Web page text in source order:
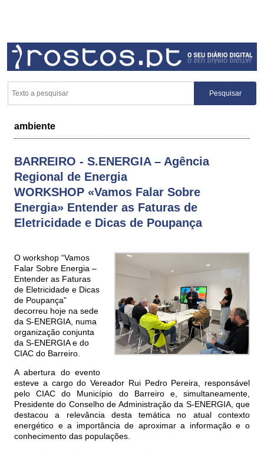
ambiente
BARREIRO - S.ENERGIA – Agência
Regional de Energia
WORKSHOP «Vamos Falar Sobre
Energia» Entender as Faturas de
Eletricidade e Dicas de Poupança
O workshop “Vamos
Falar Sobre Energia –
Entender as Faturas
de Eletricidade e Dicas
de Poupança”
decorreu hoje na sede
da S-ENERGIA, numa
organização conjunta
da S-ENERGIA e do
CIAC do Barreiro.
A abertura do evento
esteve a cargo do Vereador Rui Pedro Pereira, responsável
pelo CIAC do Município do Barreiro e, simultaneamente,
Presidente do Conselho de Administração da S-ENERGIA, que
destacou a relevância desta temática no atual contexto
energético e a importância de aproximar a informação e o
conhecimento das populações.